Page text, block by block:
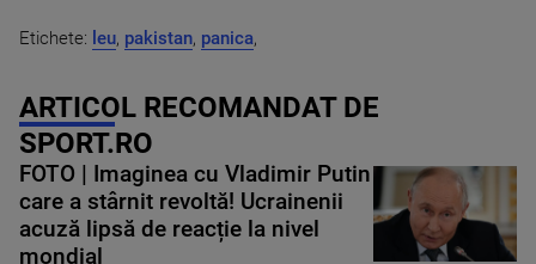
Etichete: leu, pakistan, panica,
ARTICOL RECOMANDAT DE
SPORT.RO
FOTO | Imaginea cu Vladimir Putin
care a stârnit revoltă! Ucrainenii
acuză lipsă de reacție la nivel
mondial